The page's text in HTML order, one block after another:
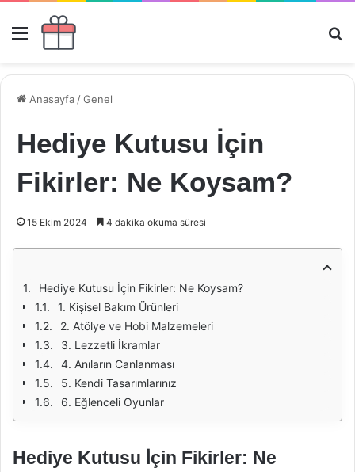
Menü
Anasayfa /Genel
Hediye Kutusu İçin
Fikirler: Ne Koysam?
15 Ekim 2024 4 dakika okuma süresi
Hediye Kutusu İçin Fikirler: Ne Koysam?
1. Kişisel Bakım Ürünleri
2. Atölye ve Hobi Malzemeleri
3. Lezzetli İkramlar
4. Anıların Canlanması
5. Kendi Tasarımlarınız
6. Eğlenceli Oyunlar
Hediye Kutusu İçin Fikirler: Ne